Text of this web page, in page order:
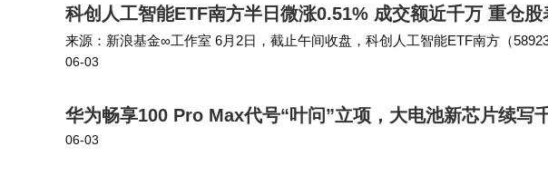
合规建设构筑发展基石。掌上生财APP建立全流程风控体系
闭环管理。平台主动公示经营许可证、备案信息等12类合规文件
业平均水平。
科创人工智能ETF南方半日微涨0.51% 成交额近千万 重仓股
来源：新浪基金∞工作室 6月2日，截止午间收盘，科创人工智能ETF南方（
科创人工智能ETF南方（589230）重仓股方面，芯原股份截止午盘涨…
06-03
华为畅享100 Pro Max代号“叶问”立项，大电池新芯片续写
06-03